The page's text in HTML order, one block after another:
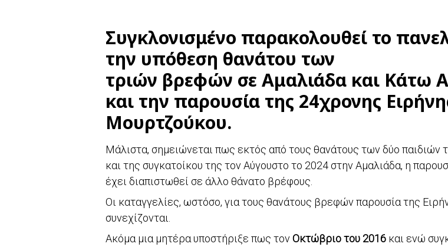
Συγκλονισμένο παρακολουθεί το
την υπόθεση θανάτου των
τριών βρεφών σε Αμαλιάδα και Κάτω
και την παρουσία της 24χρονης
Μουρτζούκου.
Μάλιστα, σημειώνεται πως εκτός από τους θανάτους των δύο παιδιών
και της συγκατοίκου της τον Αύγουστο το 2024 στην Αμαλιάδα, η
έχει διαπιστωθεί σε άλλο θάνατο βρέφους.
Οι καταγγελίες, ωστόσο, για τους θανάτους βρεφών παρουσία της
συνεχίζονται.
Ακόμα μια μητέρα υποστήριξε πως τονΟκτώβριο του 2016 και ενώ